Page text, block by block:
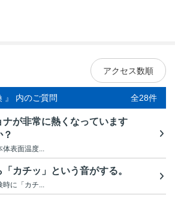
アクセス数順
』 内のご質問 全28件
が非常に熱くなっています
表面温度...
カチッ」という音がする。
時に「カチ...